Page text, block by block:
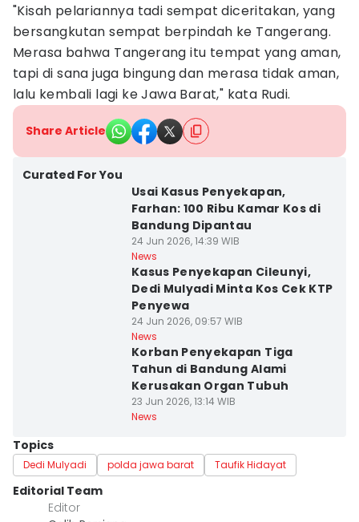
"Kisah pelariannya tadi sempat diceritakan, yang
bersangkutan sempat berpindah ke Tangerang.
Merasa bahwa Tangerang itu tempat yang aman,
tapi di sana juga bingung dan merasa tidak aman,
lalu kembali lagi ke Jawa Barat," kata Rudi.
Share Article
Curated For You
Usai Kasus Penyekapan,
Farhan: 100 Ribu Kamar Kos di
Bandung Dipantau
24 Jun 2026, 14:39 WIB
News
Kasus Penyekapan Cileunyi,
Dedi Mulyadi Minta Kos Cek KTP
Penyewa
24 Jun 2026, 09:57 WIB
News
Korban Penyekapan Tiga
Tahun di Bandung Alami
Kerusakan Organ Tubuh
23 Jun 2026, 13:14 WIB
News
Topics
Dedi Mulyadi polda jawa barat Taufik Hidayat
Editorial Team
Editor